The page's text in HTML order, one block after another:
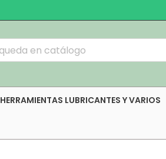
HERRAMIENTAS LUBRICANTES Y VARIOS